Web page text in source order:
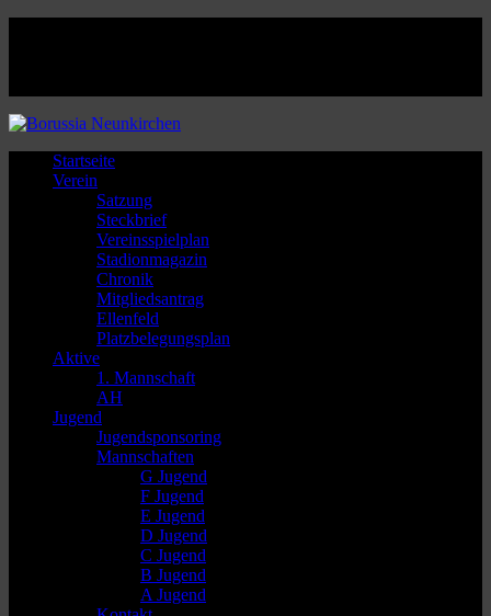
Startseite
Verein
Satzung
Steckbrief
Vereinsspielplan
Stadionmagazin
Chronik
Mitgliedsantrag
Ellenfeld
Platzbelegungsplan
Aktive
1. Mannschaft
AH
Jugend
Jugendsponsoring
Mannschaften
G Jugend
F Jugend
E Jugend
D Jugend
C Jugend
B Jugend
A Jugend